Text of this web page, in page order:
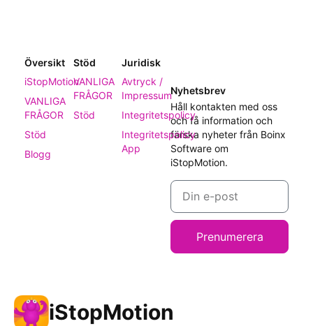
Översikt
iStopMotion
VANLIGA
FRÅGOR
Stöd
Blogg
Stöd
VANLIGA
FRÅGOR
Stöd
Juridisk
Avtryck /
Impressum
Integritetspolicy
Integritetspolicy
App
Nyhetsbrev
Håll kontakten med oss
och få information och
färska nyheter från Boinx
Software om
iStopMotion.
Prenumerera
iStopMotion